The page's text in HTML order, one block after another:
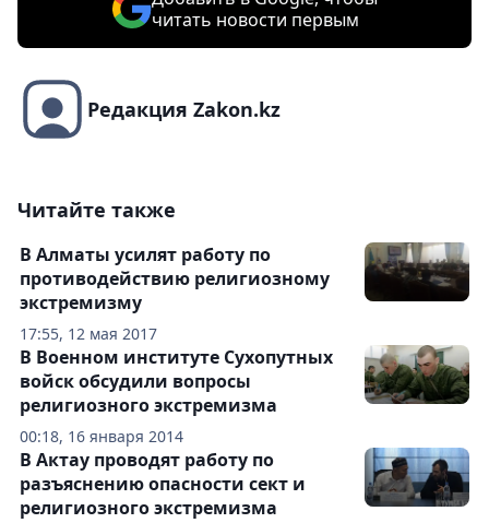
читать новости первым
Редакция Zakon.kz
Читайте также
17:55, 12 мая 2017
В Алматы усилят работу по
противодействию религиозному
экстремизму
00:18, 16 января 2014
В Военном институте Сухопутных
войск обсудили вопросы
религиозного экстремизма
В Актау проводят работу по
разъяснению опасности сект и
религиозного экстремизма